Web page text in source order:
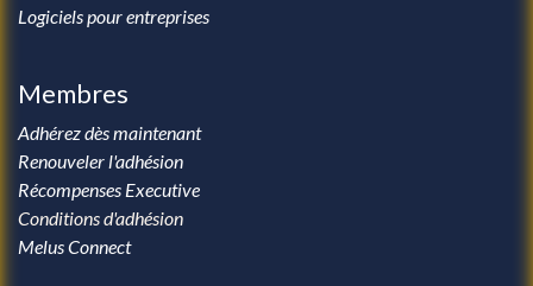
Logiciels pour entreprises
Membres
Adhérez dès maintenant
Renouveler l'adhésion
Récompenses Executive
Conditions d'adhésion
Melus Connect